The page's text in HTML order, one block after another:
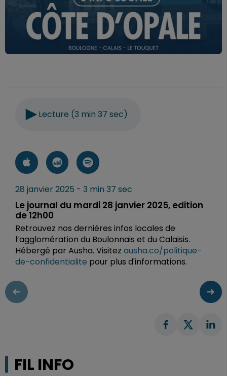
Lecture (3 min 37 sec)
28 janvier 2025 - 3 min 37 sec
Le journal du mardi 28 janvier 2025, edition
de 12h00
Retrouvez nos dernières infos locales de
l’agglomération du Boulonnais et du Calaisis.
Hébergé par Ausha. Visitez ausha.co/politique-
de-confidentialite pour plus d'informations.
FIL INFO